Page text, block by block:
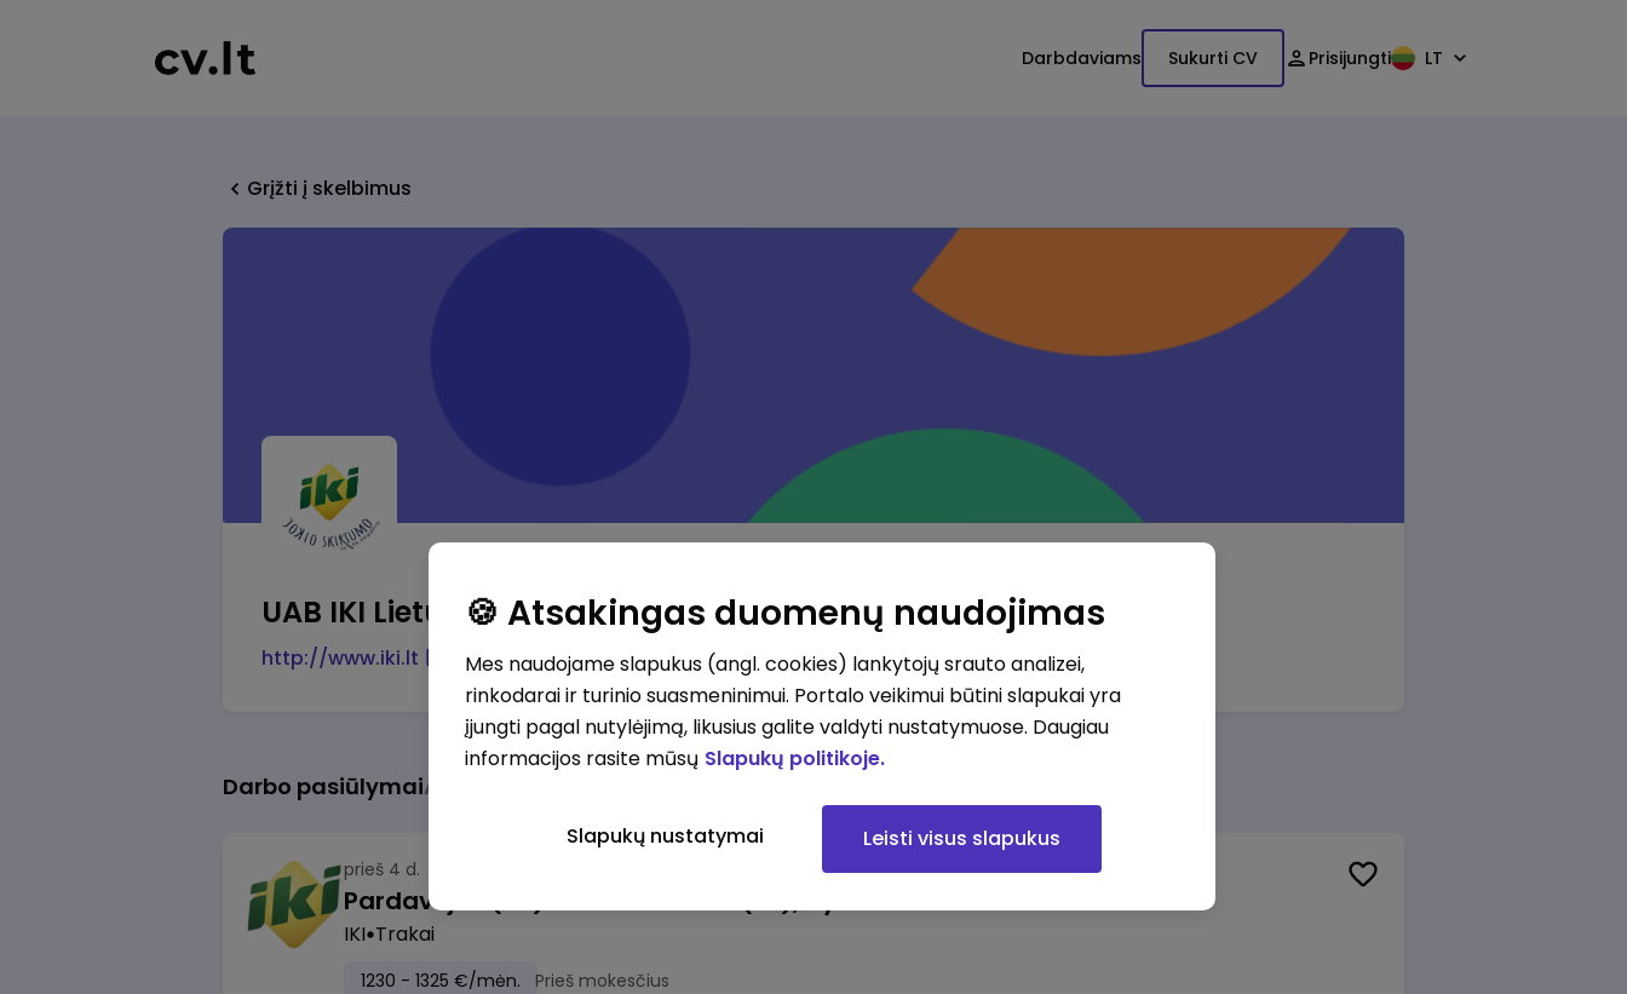
Darbdaviams Sukurti CV Prisijungti LT
Grįžti į skelbimus
UAB IKI Lietuva
http://www.iki.lt
Darbo pasiūlymaiApie mus
prieš 4 d.
IKI Trakai
1230 - 1325 €/mėn. Prieš mokesčius
🍪 Atsakingas duomenų naudojimas
Mes naudojame slapukus (angl. cookies) lankytojų srauto analizei,
rinkodarai ir turinio suasmeninimui. Portalo veikimui būtini slapukai yra
įjungti pagal nutylėjimą, likusius galite valdyti nustatymuose. Daugiau
informacijos rasite mūsų Slapukų politikoje.
Slapukų nustatymai Leisti visus slapukus